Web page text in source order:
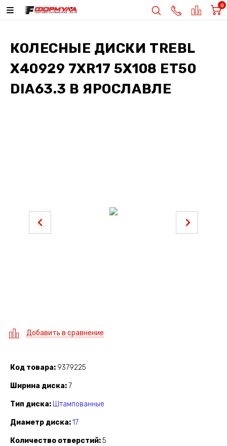
0
КОЛЕСНЫЕ ДИСКИ TREBL
X40929 7XR17 5X108 ET50
DIA63.3 В ЯРОСЛАВЛЕ
Добавить в сравнение
Код товара 9379225
Ширина диска 7
Тип диска Штампованные
Диаметр диска 17
Количество отверстий 5